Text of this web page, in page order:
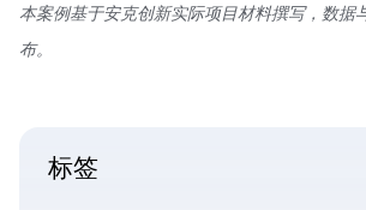
本案例基于安克创新实际项目材料撰写，数据
布。
标签